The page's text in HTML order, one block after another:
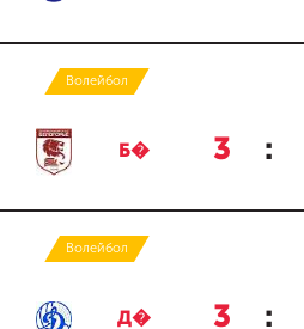
Волейбол
Б� 3 :
Волейбол
Д� 3 :